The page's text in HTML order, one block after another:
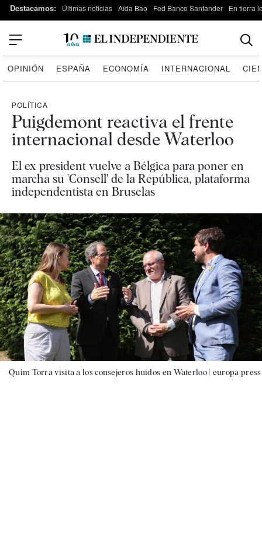
Destacamos: Últimas noticias Aída Bao Fed Banco Santander En tierra
OPINIÓN ESPAÑA ECONOMÍA INTERNACIONAL
POLÍTICA
Puigdemont reactiva el frente
internacional desde Waterloo
El ex president vuelve a Bélgica para poner en
marcha su 'Consell' de la República, plataforma
independentista en Bruselas
Quim Torra visita a los consejeros huidos en Waterloo | europa press